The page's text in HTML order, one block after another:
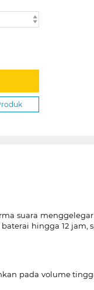
suara
hingga 12 jam,
pada volume